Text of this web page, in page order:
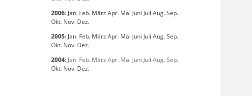
2006: Jan. Feb. März Apr. Mai Juni Juli Aug.Sep.
Okt. Nov. Dez.
2005: Jan. Feb. März Apr. Mai Juni Juli Aug.Sep.
Okt. Nov. Dez.
2004: Jan. Feb. März Apr. Mai Juni Juli Aug.Sep.
Okt. Nov. Dez.